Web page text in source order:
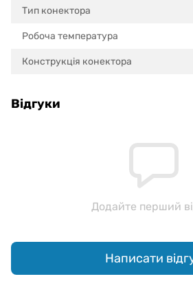
Тип конектора
Робоча температура
Конструкція конектора
Відгуки
Додайте перший
Написати